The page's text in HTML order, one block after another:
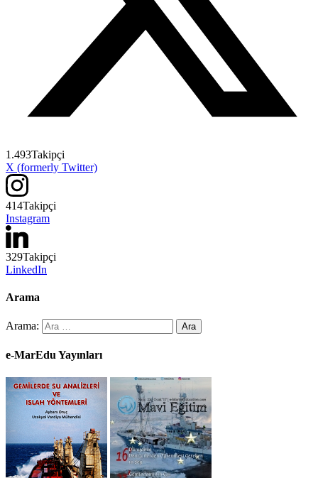
1.493Takipçi
X (formerly Twitter)
414Takipçi
Instagram
329Takipçi
LinkedIn
Arama
Arama:
e-MarEdu Yayınları